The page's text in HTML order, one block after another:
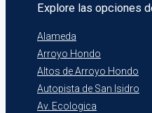
Explore las opciones
Alameda
Arroyo Hondo
Altos de Arroyo Hondo
Autopista de San Isidro
Av. Ecologica